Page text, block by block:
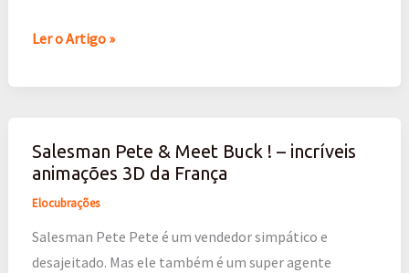
9hs35min)
Ler o Artigo »
Salesman Pete & Meet Buck ! – incríveis
animações 3D da França
Elocubrações
Salesman Pete Pete é um vendedor simpático e
desajeitado. Mas ele também é um super agente
Salesman
Pete
&
Meet
Buck